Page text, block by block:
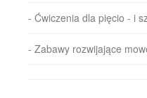
- Ćwiczenia dla pięcio - i
- Zabawy rozwijające